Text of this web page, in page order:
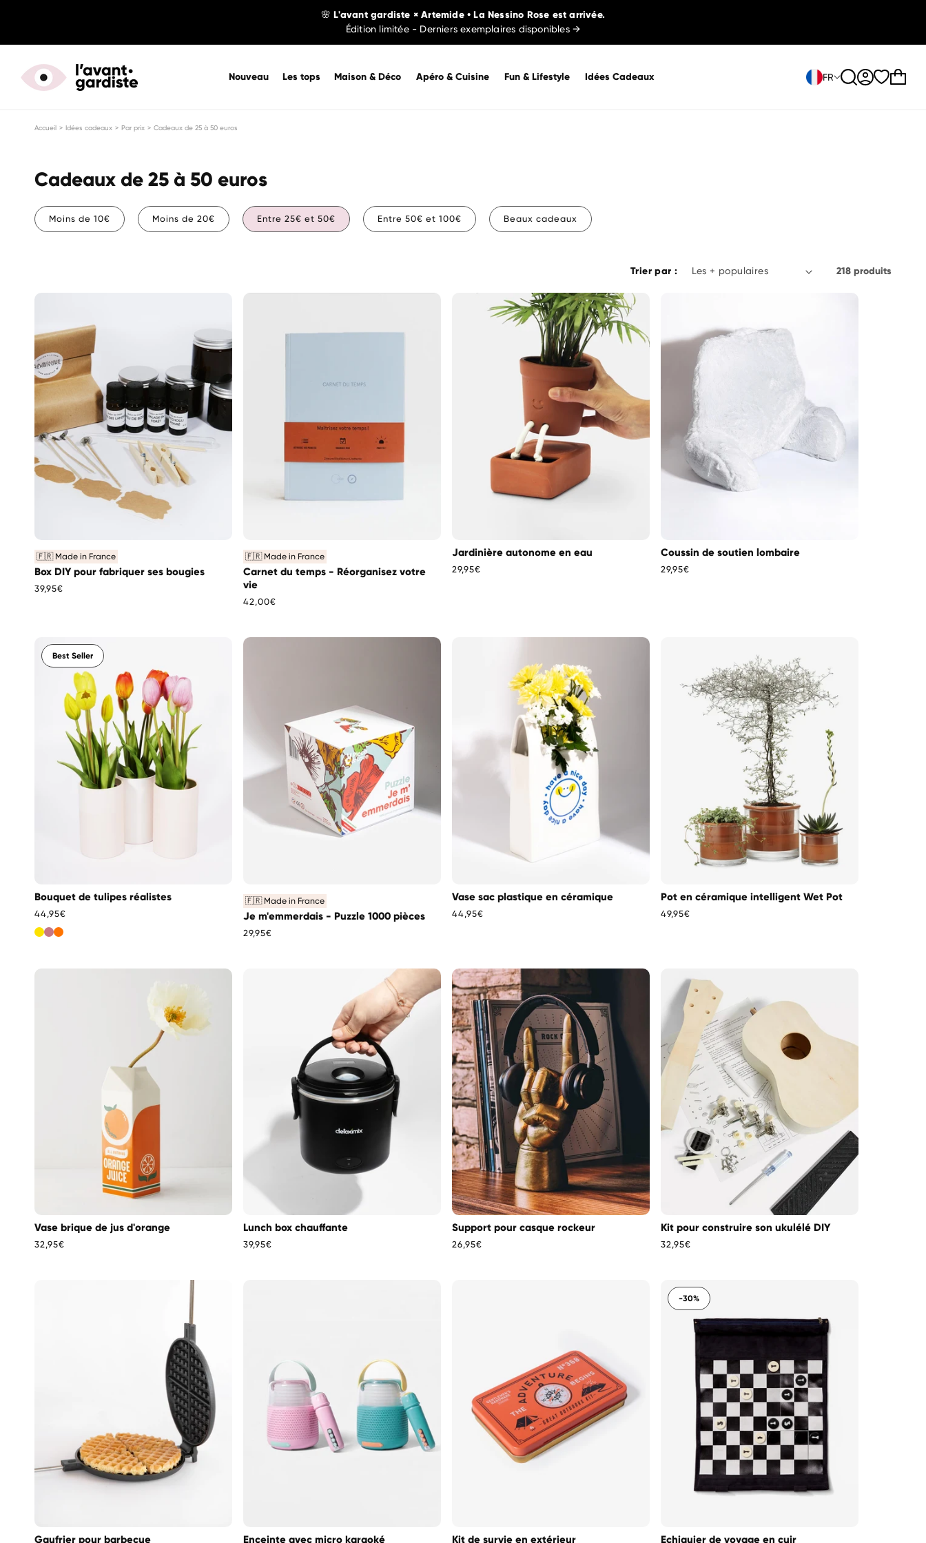
🌸 L'avant gardiste × Artemide • La Nessino Rose est arrivée.
Édition limitée - Derniers exemplaires disponibles →
Nouveau Les tops Maison & Déco Apéro & Cuisine Fun & Lifestyle Idées Cadeaux FR ConnexionPanier
Accueil > Idées cadeaux > Par prix > Cadeaux de 25 à 50 euros
Cadeaux de 25 à 50 euros
Moins de 10€ Moins de 20€ Entre 25€ et 50€ Entre 50€ et 100€ Beaux cadeaux
Trier par : 218 produits
🇫🇷 Made in France
Box DIY pour fabriquer ses bougies
Prix
39,95€
🇫🇷 Made in France
Carnet du temps - Réorganisez votre
vie
Prix
42,00€
Jardinière autonome en eau
Prix
29,95€
Coussin de soutien lombaire
Prix
29,95€
Best Seller
Bouquet de tulipes réalistes
Prix
habituel
44,95€
🇫🇷 Made in France
Je m'emmerdais - Puzzle 1000 pièces
Prix
29,95€
Vase sac plastique en céramique
Prix
44,95€
Pot en céramique intelligent Wet Pot
Prix
49,95€
Vase brique de jus d'orange
Prix
32,95€
Lunch box chauffante
Prix
39,95€
Support pour casque rockeur
Prix
26,95€
Kit pour construire son ukulélé DIY
Prix
32,95€
Gaufrier pour barbecue Enceinte avec micro karaoké Kit de survie en extérieur
-30%
Echiquier de voyage en cuir